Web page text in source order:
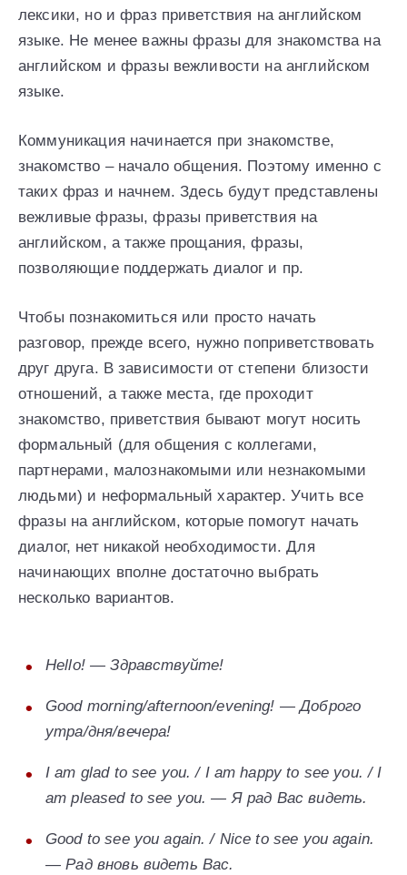
лексики, но и фраз приветствия на английском
языке. Не менее важны фразы для знакомства на
английском и фразы вежливости на английском
языке.
Коммуникация начинается при знакомстве,
знакомство – начало общения. Поэтому именно с
таких фраз и начнем. Здесь будут представлены
вежливые фразы, фразы приветствия на
английском, а также прощания, фразы,
позволяющие поддержать диалог и пр.
Чтобы познакомиться или просто начать
разговор, прежде всего, нужно поприветствовать
друг друга. В зависимости от степени близости
отношений, а также места, где проходит
знакомство, приветствия бывают могут носить
формальный (для общения с коллегами,
партнерами, малознакомыми или незнакомыми
людьми) и неформальный характер. Учить все
фразы на английском, которые помогут начать
диалог, нет никакой необходимости. Для
начинающих вполне достаточно выбрать
несколько вариантов.
Hello! — Здравствуйте!
Good morning/afternoon/evening! — Доброго
утра/дня/вечера!
I am glad to see you. / I am happy to see you. / I
am pleased to see you. — Я рад Вас видеть.
Good to see you again. / Nice to see you again.
— Рад вновь видеть Вас.